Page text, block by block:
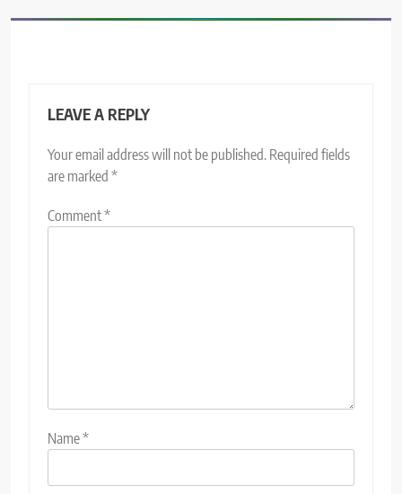
LEAVE A REPLY
Your email address will not be published. Required fields
are marked *
Comment*
Name*